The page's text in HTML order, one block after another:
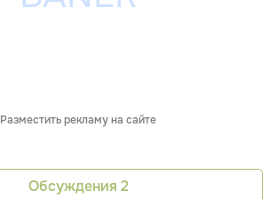
Разместить рекламу на сайте
Обсуждения 2